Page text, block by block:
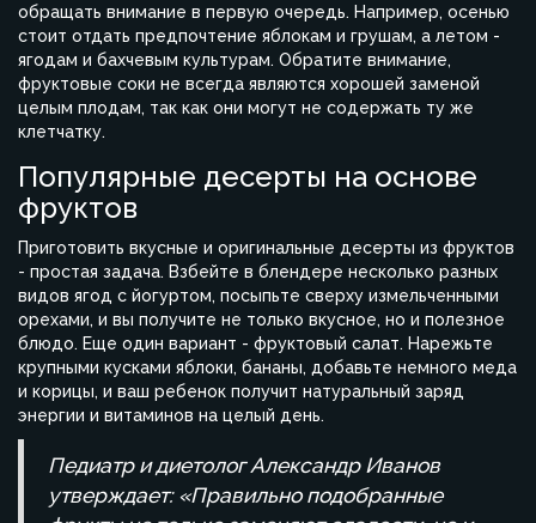
обращать внимание в первую очередь. Например, осенью
стоит отдать предпочтение яблокам и грушам, а летом -
ягодам и бахчевым культурам. Обратите внимание,
фруктовые соки не всегда являются хорошей заменой
целым плодам, так как они могут не содержать ту же
клетчатку.
Популярные десерты на основе
фруктов
Приготовить вкусные и оригинальные десерты из фруктов
- простая задача. Взбейте в блендере несколько разных
видов ягод с йогуртом, посыпьте сверху измельченными
орехами, и вы получите не только вкусное, но и полезное
блюдо. Еще один вариант - фруктовый салат. Нарежьте
крупными кусками яблоки, бананы, добавьте немного меда
и корицы, и ваш ребенок получит натуральный заряд
энергии и витаминов на целый день.
Педиатр и диетолог Александр Иванов
утверждает: «Правильно подобранные